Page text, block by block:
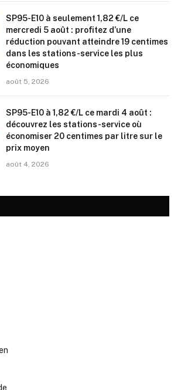
SP95-E10 à seulement 1,82 €/L ce
mercredi 5 août : profitez d’une
réduction pouvant atteindre 19 centimes
dans les stations-service les plus
économiques
août 5, 2026
SP95-E10 à 1,82 €/L ce mardi 4 août :
découvrez les stations-service où
économiser 20 centimes par litre sur le
prix moyen
août 4, 2026